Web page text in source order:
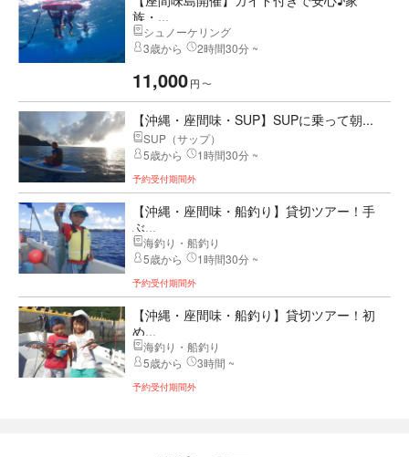
族・...
シュノーケリング
3歳から
2時間30分 ~
11,000円 〜
【沖縄・座間味・SUP】SUPに乗って朝...
SUP（サップ）
5歳から
1時間30分 ~
予約受付期間外
【沖縄・座間味・船釣り】貸切ツアー！手
ぶ...
海釣り・船釣り
5歳から
1時間30分 ~
予約受付期間外
【沖縄・座間味・船釣り】貸切ツアー！初
め...
海釣り・船釣り
5歳から
3時間 ~
予約受付期間外